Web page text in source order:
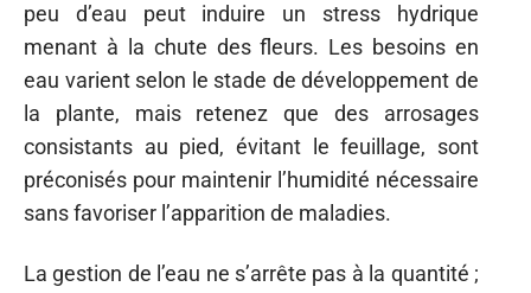
peu d’eau peut induire un stress hydrique
menant à la chute des fleurs. Les besoins en
eau varient selon le stade de développement de
la plante, mais retenez que des arrosages
consistants au pied, évitant le feuillage, sont
préconisés pour maintenir l’humidité nécessaire
sans favoriser l’apparition de maladies.
La gestion de l’eau ne s’arrête pas à la quantité ;